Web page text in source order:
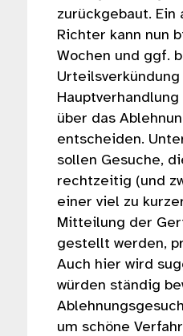
zurückgebaut. Ein
Richter kann nun
Wochen und ggf.
über das
entscheiden.
sollen Gesuche,
rechtzeitig (und
einer viel zu
Mitteilung der
gestellt werden,
Auch hier wird
würden ständig
um schöne